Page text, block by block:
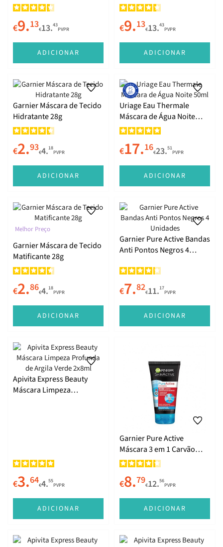
€9.13€13.43
PVPR
ADICIONAR
€9.13€13.43
PVPR
ADICIONAR
Garnier Máscara de Tecido
Hidratante 28g
€2.93€4.18
PVPR
ADICIONAR
Uriage Eau Thermale
Máscara de Água Noite
50ml
€17.16€23.51
PVPR
ADICIONAR
Melhor Preço
Garnier Máscara de Tecido
Matificante 28g
€2.86€4.18
PVPR
ADICIONAR
Garnier Pure Active Bandas
Anti Pontos Negros 4
€7.82€11.17
PVPR
ADICIONAR
Apivita Express Beauty
Máscara Limpeza
€3.64€4.55
PVPR
ADICIONAR
Garnier Pure Active
Máscara 3 em 1 Carvão
150ml
€8.79€12.56
PVPR
ADICIONAR